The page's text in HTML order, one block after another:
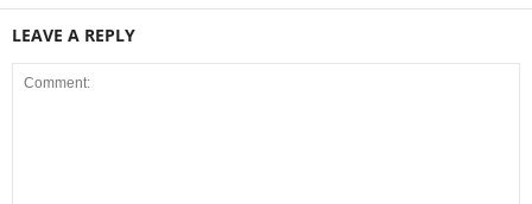
LEAVE A REPLY